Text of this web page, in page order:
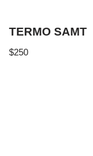
TERMO SAMT
$250